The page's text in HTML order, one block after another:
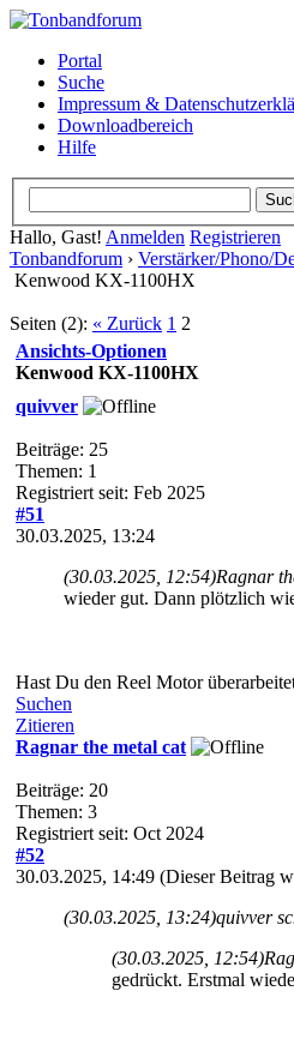
Portal
Suche
Impressum &
Downloadbereich
Hilfe
Hallo, Gast! Anmelden Registrieren
Tonbandforum › Verstärker/Phono/
Kenwood KX-1100HX
Seiten (2): « Zurück 1 2
Ansichts-Optionen
Kenwood KX-1100HX
quivver
Beiträge: 25
Themen: 1
Registriert seit: Feb 2025
#51
30.03.2025, 13:24
(30.03.2025, 12:54)Ragnar
wieder gut. Dann plötzlich
Hast Du den Reel Motor
Suchen
Zitieren
Ragnar the metal cat
Beiträge: 20
Themen: 3
Registriert seit: Oct 2024
#52
30.03.2025, 14:49 (Dieser Beitrag
(30.03.2025, 13:24)quivver
(30.03.2025, 12:54)
gedrückt. Erstmal